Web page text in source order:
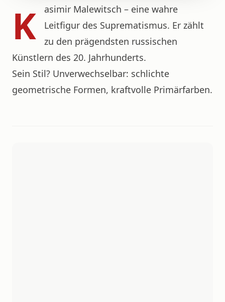
K
asimir Malewitsch – eine wahre
Leitfigur des Suprematismus. Er zählt
zu den prägendsten russischen
Künstlern des 20. Jahrhunderts.
Sein Stil? Unverwechselbar: schlichte
geometrische Formen, kraftvolle Primärfarben.